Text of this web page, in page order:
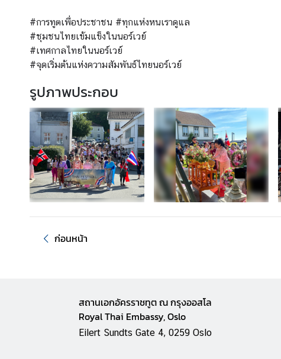
ร
ร
ม
บ
ริ
ก
า
ร
ด้
า
น
ก
ง
#การทูตเพื่อประชาชน #ทุกแห่งหนเราดูแล
#ชุมชนไทยเข้มแข็งในนอร์เวย์
#เทศกาลไทยในนอร์เวย์
#จุดเริ่มต้นแห่งความสัมพันธ์ไทยนอร์เวย์
รูปภาพประกอบ
ก่อนหน้า
สถานเอกอัครราชทูต ณ กรุงออสโล
Royal Thai Embassy, Oslo
Eilert Sundts Gate 4, 0259 Oslo